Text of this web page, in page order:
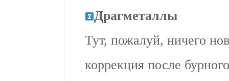
Драгметаллы
Тут, пожалуй, ничего
коррекция после